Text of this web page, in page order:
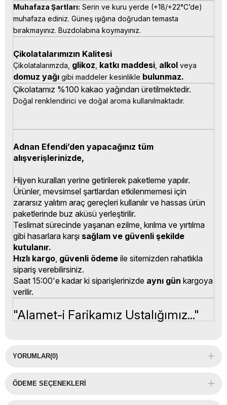
Muhafaza Şartları: Serin ve kuru yerde (+18/+22°C’de)
muhafaza ediniz. Güneş ışığına doğrudan temasta
bırakmayınız. Buzdolabına koymayınız.
Çikolatalarımızın Kalitesi
Çikolatalarımzda, glikoz katkı maddesi alkol
domuz yağı gibi maddeler kesinlikle bulunmaz.
Çikolatamız %100 kakao yağından üretilmektedir.
Doğal renklendirici ve doğal aroma kullanılmaktadır.
Adnan Efendi’den yapacağınız tüm
alışverişlerinizde,
Hijyen kuralları yerine getirilerek paketleme yapılır.
Ürünler, mevsimsel şartlardan etkilenmemesi için
zararsız yalıtım araç gereçleri kullanılır ve hassas ürün
paketlerinde buz aküsü yerleştirilir.
Teslimat sürecinde yaşanan ezilme, kırılma ve yırtılma
gibi hasarlara karşı sağlam ve güvenli şekilde
kutulanır.
Hızlı kargo, güvenli ödeme ile sitemizden rahatlıkla
sipariş verebilirsiniz.
Saat 15:00'e kadar ki siparişlerinizde aynı gün kargoya
verilir.
"Alamet-i Farikamız Ustalığımız..."
YORUMLAR(0)
ÖDEME SEÇENEKLERI